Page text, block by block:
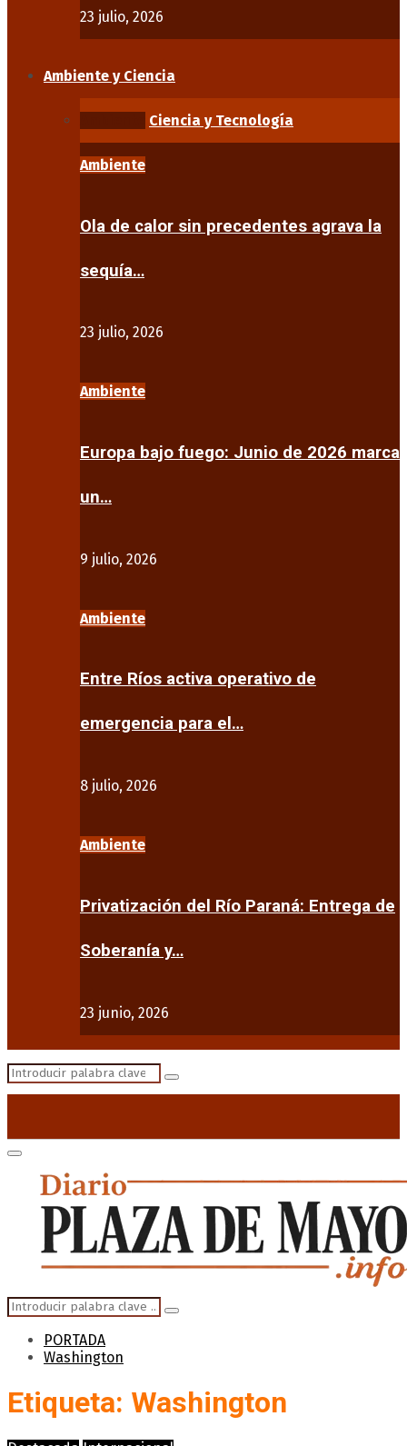
23 julio, 2026
Ambiente y Ciencia
Ciencia y Tecnología
Ambiente
Ola de calor sin precedentes agrava la
sequía…
23 julio, 2026
Ambiente
Europa bajo fuego: Junio de 2026 marca
un…
9 julio, 2026
Ambiente
Entre Ríos activa operativo de
emergencia para el…
8 julio, 2026
Ambiente
Privatización del Río Paraná: Entrega de
Soberanía y…
23 junio, 2026
Search
Search
Primary
Menu
Search
for:
Search
PORTADA
Washington
Etiqueta: Washington